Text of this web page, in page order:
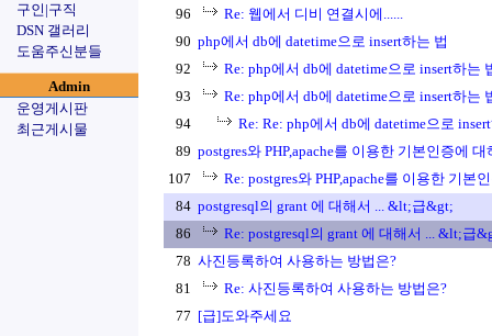
구인|구직
DSN 갤러리
도움주신분들
Admin
운영게시판
최근게시물
96
Re: 웹에서 디비 연결시에......
90 php에서 db에 datetime으로 insert하는 법
92
Re: php에서 db에 datetime으로 insert하는
93
Re: php에서 db에 datetime으로 insert하는
94
Re: Re: php에서 db에 datetime으로
89 postgres와 PHP,apache를 이용한 기본인증에 대
107
Re: postgres와 PHP,apache를 이용한 기본
84 postgresql의 grant 에 대해서 ... &lt;급&gt;
86
Re: postgresql의 grant 에 대해서 ... &lt;급
78 사진등록하여 사용하는 방법은?
81
Re: 사진등록하여 사용하는 방법은?
77 [급]도와주세요